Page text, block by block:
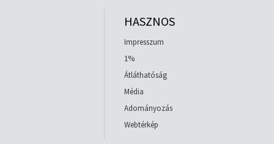
HASZNOS
Impresszum
1%
Átláthatóság
Média
Adományozás
Webtérkép